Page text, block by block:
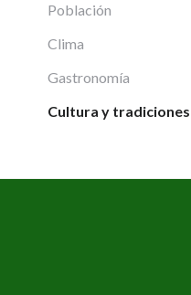
Población
Clima
Gastronomía
Cultura y tradiciones